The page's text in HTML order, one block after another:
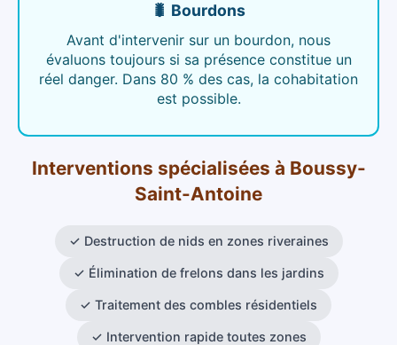
🐛 Bourdons
Avant d'intervenir sur un bourdon, nous
évaluons toujours si sa présence constitue un
réel danger. Dans 80 % des cas, la cohabitation
est possible.
Interventions spécialisées à Boussy-
Saint-Antoine
✓ Destruction de nids en zones riveraines
✓ Élimination de frelons dans les jardins
✓ Traitement des combles résidentiels
✓ Intervention rapide toutes zones